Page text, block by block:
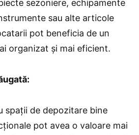
sezoniere, echipamente
sau alte articole
pot beneficia de un
organizat și mai eficient.
spații de depozitare bine
pot avea o valoare mai